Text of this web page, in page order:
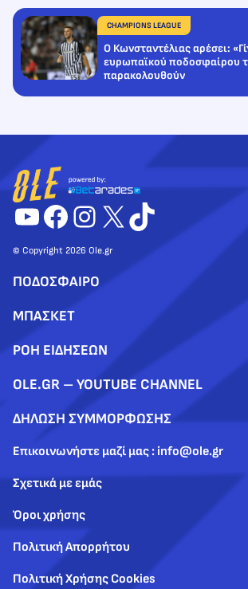
CHAMPIONS LEAGUE
Ο Κωνσταντέλιας αρέσει:
ευρωπαϊκού ποδοσφαίρου
παρακολουθούν
YouTube
Facebook
Instagram
X TikTok
© Copyright 2026 Ole.gr
ΠΟΔΟΣΦΑΙΡΟ
ΜΠΑΣΚΕΤ
ΡΟΗ ΕΙΔΗΣΕΩΝ
OLE.GR – YOUTUBE CHANNEL
ΔΗΛΩΣΗ ΣΥΜΜΟΡΦΩΣΗΣ
Επικοινωνήστε μαζί μας : info@ole.gr
Σχετικά με εμάς
Όροι χρήσης
Πολιτική Απορρήτου
Πολιτική Χρήσης Cookies